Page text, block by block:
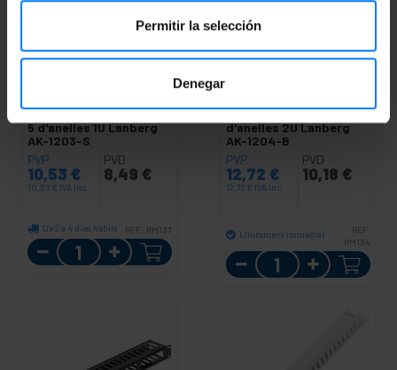
Permitir la selección
Denegar
armari rack 19" blanc de
5 d'anelles 1U Lanberg
AK-1203-S
PVP
10,53 €
10,53 € IVA inc.
PVD
8,49 €
De 2 a 4 dies hàbils REF: RM137
Quantitat
armari rack 19" de 10
d'anelles 2U Lanberg
AK-1204-B
PVP
12,72 €
12,72 € IVA inc.
PVD
10,18 €
Lliurament immediat
REF:
RM134
Quantitat